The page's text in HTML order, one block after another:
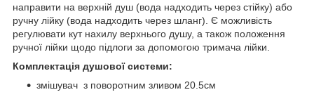
направити на верхній душ (вода надходить через стійку) або
ручну лійку (вода надходить через шланг). Є можливість
регулювати кут нахилу верхнього душу, а також положення
ручної лійки щодо підлоги за допомогою тримача лійки.
Комплектація душової системи:
змішувач з поворотним зливом 20.5см